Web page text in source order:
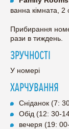
ванна кімната, 2
Прибирання
рази в тиждень.
ЗРУЧНОСТІ
У номері
ХАРЧУВАННЯ
Сніданок (7:
Обід (12: 30-
вечеря (19: